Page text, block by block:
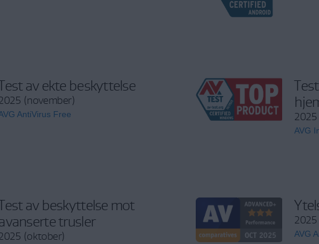
av ekte beskyttelse
(november)
AntiVirus Free
AVG
av beskyttelse mot
trusler
(oktober) AVG